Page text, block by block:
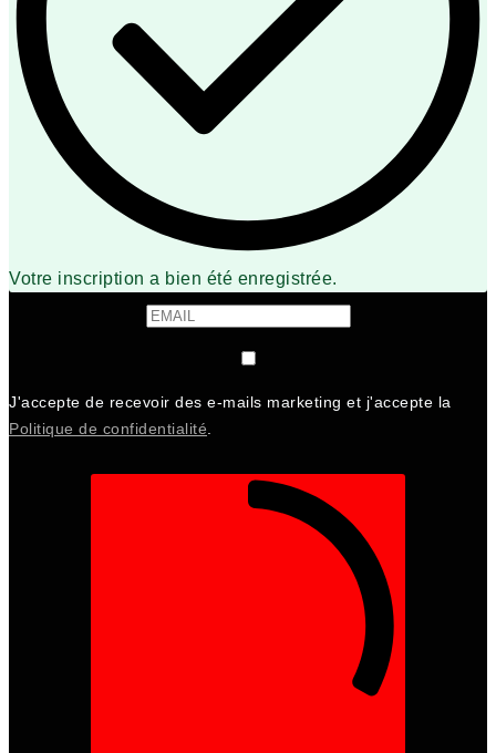
Votre inscription a bien été enregistrée.
J'accepte de recevoir des e-mails marketing et j'accepte la
Politique de confidentialité